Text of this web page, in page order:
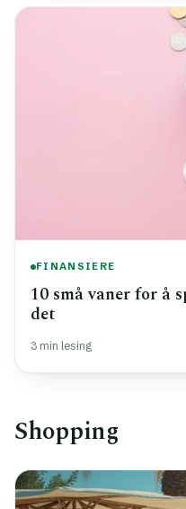
FINANSIERE
10 små vaner for å
det
3 min lesing
Shopping